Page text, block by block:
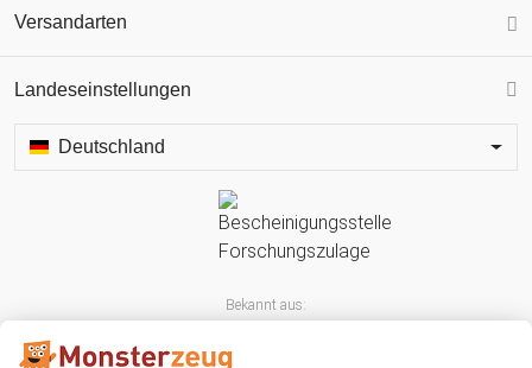
Versandarten
Landeseinstellungen
Deutschland
Bekannt aus: